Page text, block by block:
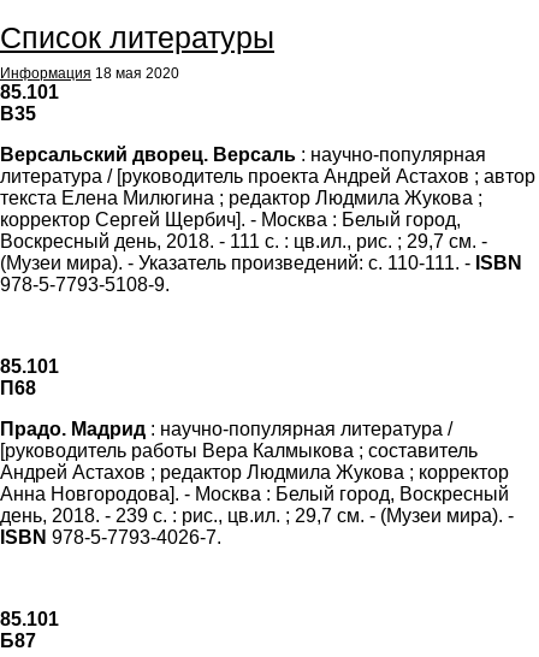
Список литературы
Информация 18 мая 2020
85.101
В35
Версальский дворец. Версаль : научно-популярная
литература / [руководитель проекта Андрей Астахов ; автор
текста Елена Милюгина ; редактор Людмила Жукова ;
корректор Сергей Щербич]. - Москва : Белый город,
Воскресный день, 2018. - 111 с. : цв.ил., рис. ; 29,7 см. -
(Музеи мира). - Указатель произведений: с. 110-111. - ISBN
978-5-7793-5108-9.
85.101
П68
Прадо. Мадрид : научно-популярная литература /
[руководитель работы Вера Калмыкова ; составитель
Андрей Астахов ; редактор Людмила Жукова ; корректор
Анна Новгородова]. - Москва : Белый город, Воскресный
день, 2018. - 239 с. : рис., цв.ил. ; 29,7 см. - (Музеи мира). -
ISBN 978-5-7793-4026-7.
85.101
Б87